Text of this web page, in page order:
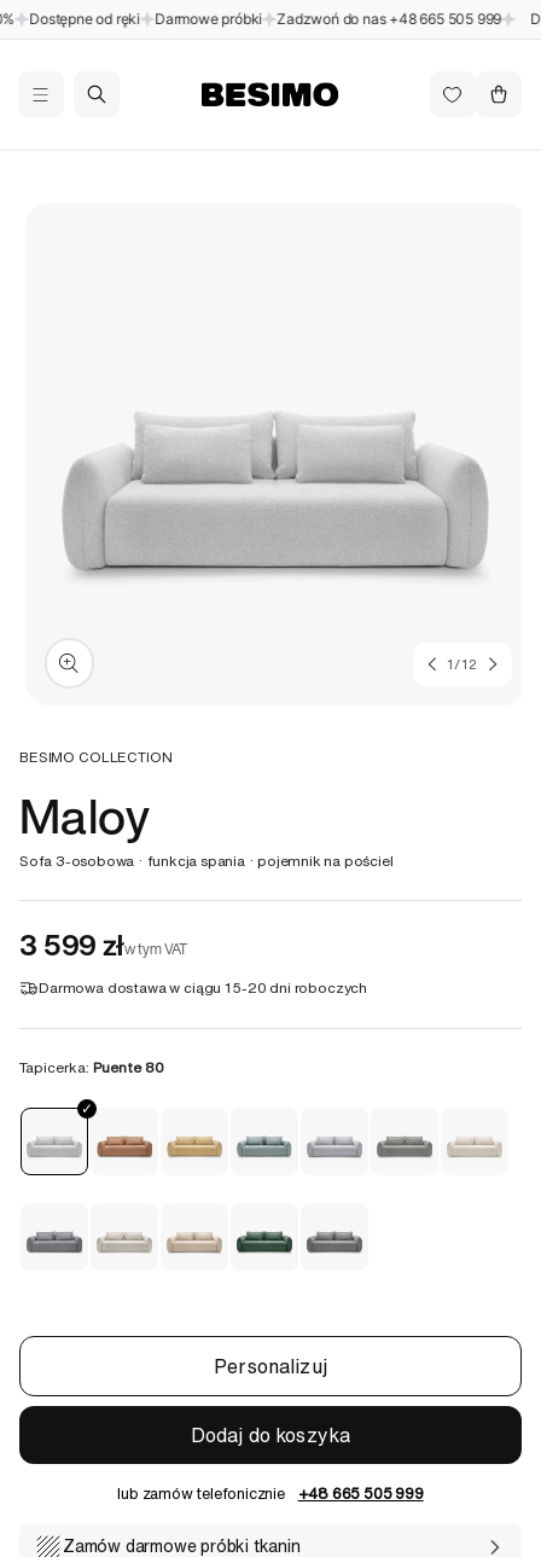
Przejdź
do
treści
Dostępne od ręki Darmowe próbki Zadzwoń do nas +48 665 505 999
Koszyk
1
oknie
modalnym
1 /z12
BESIMO COLLECTION
Maloy
Sofa 3-osobowa · funkcja spania · pojemnik na pościel
3 599 złw tym VAT
Darmowa dostawa w ciągu15-20 dni roboczych
Tapicerka: Puente 80
Personalizuj
Dodaj do koszyka
lub zamów telefonicznie +48 665 505 999
Zamów darmowe próbki tkanin